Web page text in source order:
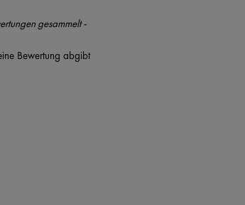
gesammelt -
Bewertung abgibt